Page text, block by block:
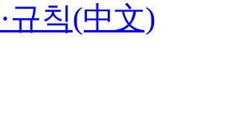
규칙(中文)